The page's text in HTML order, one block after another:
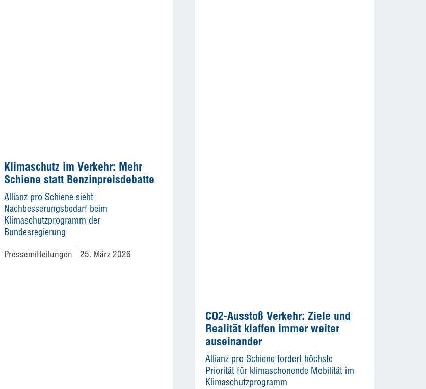
Klimaschutz im Verkehr: Mehr
Schiene statt Benzinpreisdebatte
Allianz pro Schiene sieht
Nachbesserungsbedarf beim
Klimaschutzprogramm der
Bundesregierung
Pressemitteilungen 25. März 2026
CO2-Ausstoß Verkehr: Ziele und
Realität klaffen immer weiter
auseinander
Allianz pro Schiene fordert höchste
Priorität für klimaschonende Mobilität im
Klimaschutzprogramm